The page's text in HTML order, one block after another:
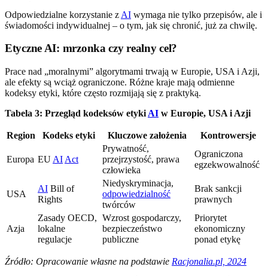
Odpowiedzialne korzystanie z AI wymaga nie tylko przepisów, ale i
świadomości indywidualnej – o tym, jak się chronić, już za chwilę.
Etyczne AI: mrzonka czy realny cel?
Prace nad „moralnymi” algorytmami trwają w Europie, USA i Azji,
ale efekty są wciąż ograniczone. Różne kraje mają odmienne
kodeksy etyki, które często rozmijają się z praktyką.
Tabela 3: Przegląd kodeksów etyki AI w Europie, USA i Azji
Region Kodeks etyki Kluczowe założenia Kontrowersje
Europa EU AI Act
Prywatność,
przejrzystość, prawa
człowieka
Ograniczona
egzekwowalność
USA
AI Bill of
Rights
Niedyskryminacja,
odpowiedzialność
twórców
Brak sankcji
prawnych
Azja
Zasady OECD,
lokalne
regulacje
Wzrost gospodarczy,
bezpieczeństwo
publiczne
Priorytet
ekonomiczny
ponad etykę
Źródło: Opracowanie własne na podstawie Racjonalia.pl, 2024